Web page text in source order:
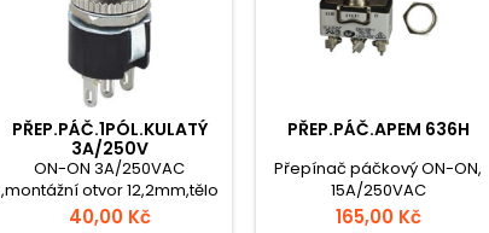
PŘEP.PÁČ.1PÓL.KULATÝ
3A/250V
ON-ON 3A/250VAC
,montážní otvor 12,2mm,tělo
průměr 16mm.
Cena
40,00 Kč
PŘEP.PÁČ.APEM 636H
Přepínač páčkový ON-ON,
15A/250VAC
Cena
165,00 Kč